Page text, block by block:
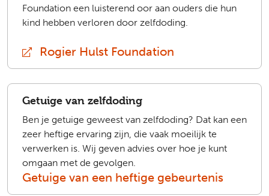
Foundation een luisterend oor aan ouders die hun
kind hebben verloren door zelfdoding.
Rogier Hulst Foundation
Getuige van zelfdoding
Ben je getuige geweest van zelfdoding? Dat kan een
zeer heftige ervaring zijn, die vaak moeilijk te
verwerken is. Wij geven advies over hoe je kunt
omgaan met de gevolgen.
Getuige van een heftige gebeurtenis